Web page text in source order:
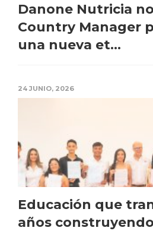
Danone Nutricia
Country Manager
una nueva et...
24 JUNIO, 2026
Educación que
años